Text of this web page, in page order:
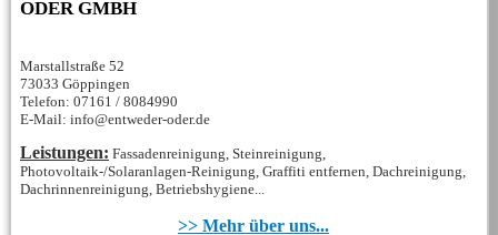
ODER GMBH
Marstallstraße 52
73033 Göppingen
Telefon: 07161 / 8084990
E-Mail: info@entweder-oder.de
Leistungen: Fassadenreinigung, Steinreinigung,
Photovoltaik-/Solaranlagen-Reinigung, Graffiti entfernen, Dachreinigung,
Dachrinnenreinigung, Betriebshygiene...
>> Mehr über uns...